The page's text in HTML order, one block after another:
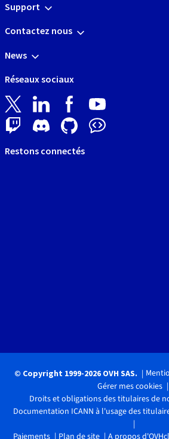
Support
Contactez nous
News
Réseaux sociaux
Restons connectés
© Copyright 1999-2026 OVH SAS.
Gérer mes cookies
Droits et obligations des titulaires de
Documentation ICANN à l'usage des
Paiements Plan de site A propos